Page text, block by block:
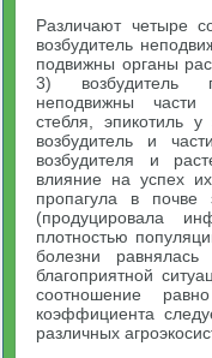
Различают четыре
возбудитель
подвижны органы
3) возбудитель
неподвижны части
стебля, эпикотиль
возбудитель и
возбудителя и
влияние на успех
пропагула в почве
(продуцировала
плотностью
болезни
благоприятной
соотношение
коэффициента
различных